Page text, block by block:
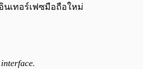
นเทอร์เฟซมือถือใหม่